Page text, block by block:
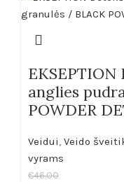
anglies
POWDER
Veidui, Veido
vyrams
€46.00